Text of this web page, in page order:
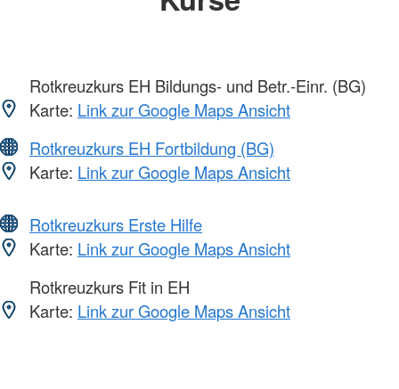
Rotkreuzkurs EH Bildungs- und Betr.-Einr. (BG)
Karte: Link zur Google Maps Ansicht
Rotkreuzkurs EH Fortbildung (BG)
Karte: Link zur Google Maps Ansicht
Rotkreuzkurs Erste Hilfe
Karte: Link zur Google Maps Ansicht
Rotkreuzkurs Fit in EH
Karte: Link zur Google Maps Ansicht